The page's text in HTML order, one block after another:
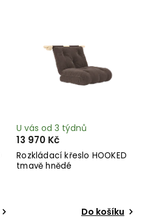
Rozkládací křeslo HOOKED
tmavě hnědé
U vás od 3 týdnů
13 970 Kč
Do košíku